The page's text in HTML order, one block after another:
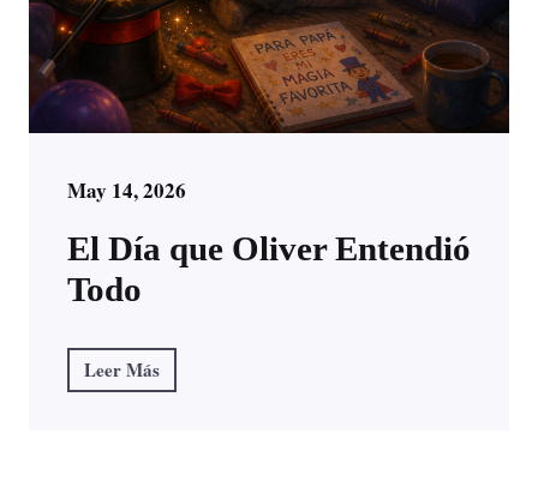
May 14, 2026
El Día que Oliver Entendió
Todo
Leer Más